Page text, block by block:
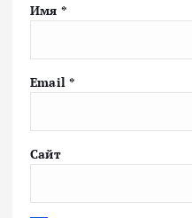
Имя *
Email *
Сайт